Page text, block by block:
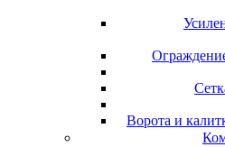
Ворота и